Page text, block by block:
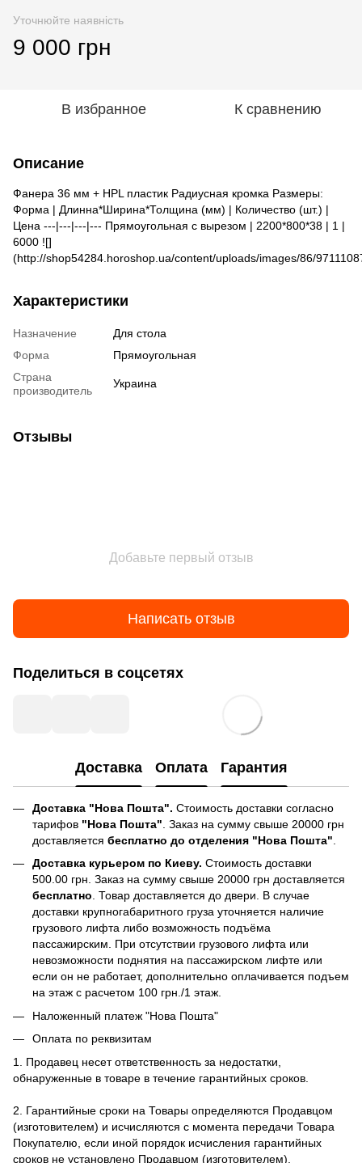
Уточнюйте наявність
9 000 грн
В избранное К сравнению
Описание
Фанера 36 мм + HPL пластик Радиусная кромка Размеры:
Форма | Длинна*Ширина*Толщина (мм) | Количество (шт.) |
Цена ---|---|---|--- Прямоугольная с вырезом | 2200*800*38 | 1 |
6000 ![]
(http://shop54284.horoshop.ua/content/uploads/images/86/
Характеристики
Назначение
Для стола
Форма
Прямоугольная
Страна
производитель
Украина
Отзывы
Добавьте первый отзыв
Написать отзыв
Поделиться в соцсетях
Доставка Оплата Гарантия
Доставка "Нова Пошта". Стоимость доставки согласно
тарифов "Нова Пошта" . Заказ на сумму свыше 20000 грн
доставляется бесплатно до отделения "Нова Пошта"
Доставка курьером по Киеву. Стоимость доставки
500.00 грн. Заказ на сумму свыше 20000 грн доставляется
бесплатно. Товар доставляется до двери. В случае
доставки крупногабаритного груза уточняется наличие
грузового лифта либо возможность подъёма
пассажирским. При отсутствии грузового лифта или
невозможности поднятия на пассажирском лифте или
если он не работает, дополнительно оплачивается подъем
на этаж с расчетом 100 грн./1 этаж.
Наложенный платеж "Нова Пошта"
Оплата по реквизитам
1. Продавец несет ответственность за недостатки,
обнаруженные в товаре в течение гарантийных сроков.
2. Гарантийные сроки на Товары определяются Продавцом
(изготовителем) и исчисляются с момента передачи Товара
Покупателю, если иной порядок исчисления гарантийных
сроков не установлено Продавцом (изготовителем).